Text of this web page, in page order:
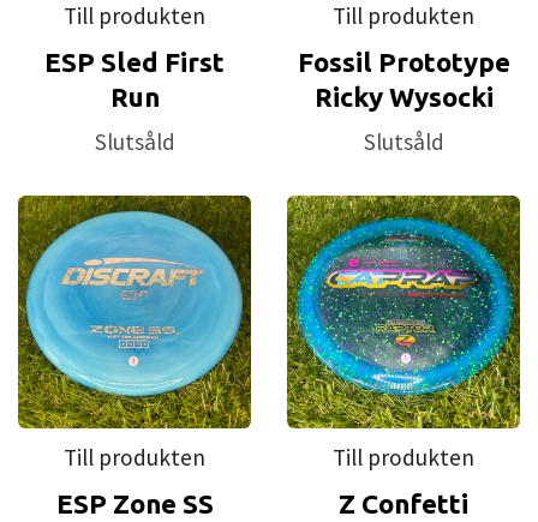
Till produkten
ESP Sled First
Run
Slutsåld
Till produkten
Fossil Prototype
Ricky Wysocki
Slutsåld
Till produkten
ESP Zone SS
Till produkten
Z Confetti